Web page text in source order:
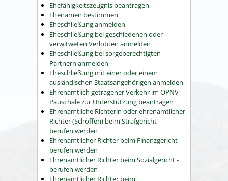
Ehefähigkeitszeugnis beantragen
Ehenamen bestimmen
Eheschließung anmelden
Eheschließung bei geschiedenen oder
verwitweten Verlobten anmelden
Eheschließung bei sorgeberechtigten
Partnern anmelden
Eheschließung mit einer oder einem
ausländischen Staatsangehörigen anmelden
Ehrenamtlich getragener Verkehr im ÖPNV -
Pauschale zur Unterstützung beantragen
Ehrenamtliche Richterin oder ehrenamtlicher
Richter (Schöffen) beim Strafgericht -
berufen werden
Ehrenamtlicher Richter beim Finanzgericht -
berufen werden
Ehrenamtlicher Richter beim Sozialgericht -
berufen werden
Ehrenamtlicher Richter beim